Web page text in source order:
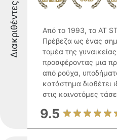
Διακριθέντες
Από το 1993, το AT
Πρέβεζα ως ένας
τομέα της
προσφέροντας μια
από ρούχα,
κατάστημα διαθέτει
στις καινοτόμες
9.5